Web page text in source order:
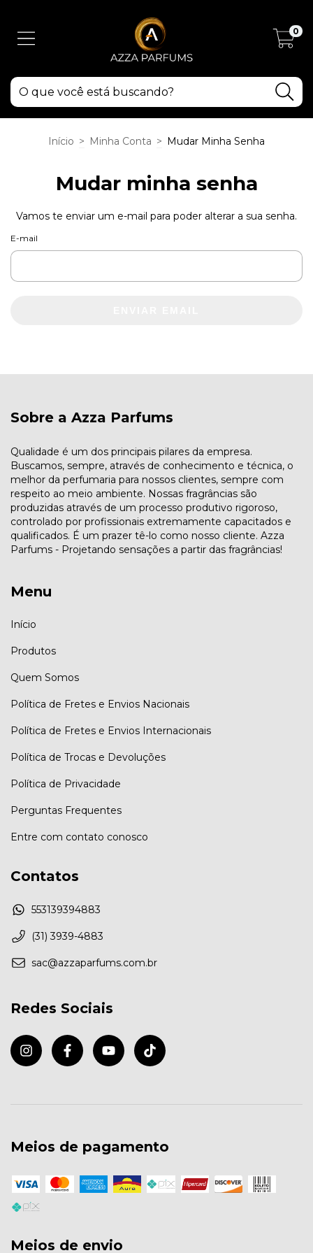
0
Início > Minha Conta > Mudar Minha Senha
Mudar minha senha
Vamos te enviar um e-mail para poder alterar a sua senha.
E-mail
Sobre a Azza Parfums
Qualidade é um dos principais pilares da empresa.
Buscamos, sempre, através de conhecimento e técnica, o
melhor da perfumaria para nossos clientes, sempre com
respeito ao meio ambiente. Nossas fragrâncias são
produzidas através de um processo produtivo rigoroso,
controlado por profissionais extremamente capacitados e
qualificados. É um prazer tê-lo como nosso cliente. Azza
Parfums - Projetando sensações a partir das fragrâncias!
Menu
Início
Produtos
Quem Somos
Política de Fretes e Envios Nacionais
Política de Fretes e Envios Internacionais
Política de Trocas e Devoluções
Política de Privacidade
Perguntas Frequentes
Entre com contato conosco
Contatos
553139394883
(31) 3939-4883
sac@azzaparfums.com.br
Redes Sociais
Meios de pagamento
Meios de envio